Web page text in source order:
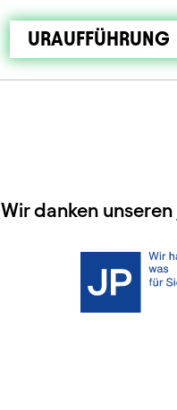
URAUFFÜHRUNG
Wir danken unseren